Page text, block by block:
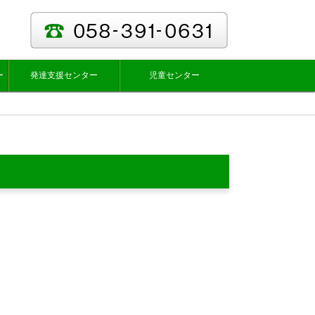
発達支援センター 児童センター